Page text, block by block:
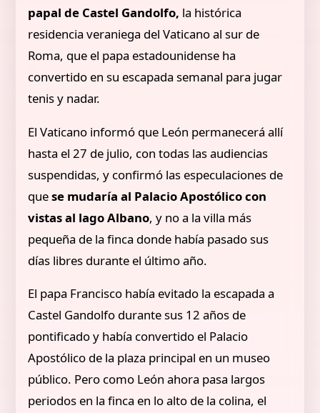
papal de Castel Gandolfo, la histórica
residencia veraniega del Vaticano al sur de
Roma, que el papa estadounidense ha
convertido en su escapada semanal para jugar
tenis y nadar.
El Vaticano informó que León permanecerá allí
hasta el 27 de julio, con todas las audiencias
suspendidas, y confirmó las especulaciones de
quese mudaría al Palacio Apostólico con
vistas al lago Albano, y no a la villa más
pequeña de la finca donde había pasado sus
días libres durante el último año.
El papa Francisco había evitado la escapada a
Castel Gandolfo durante sus 12 años de
pontificado y había convertido el Palacio
Apostólico de la plaza principal en un museo
público. Pero como León ahora pasa largos
periodos en la finca en lo alto de la colina, el